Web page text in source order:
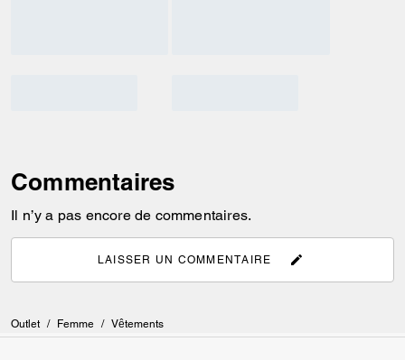
Commentaires
Il n’y a pas encore de commentaires.
LAISSER UN COMMENTAIRE
Outlet / Femme / Vêtements